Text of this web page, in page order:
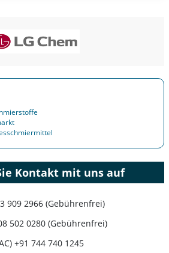
Abdeckung erweitern,
Kontakt mit uns auf
909 2966 (Gebührenfrei)
502 0280 (Gebührenfrei)
+91 744 740 1245